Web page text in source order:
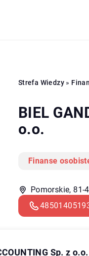
Strefa Wiedzy»
BIEL
o.o.
Finanse
Pomorskie, 81-
Sp. z